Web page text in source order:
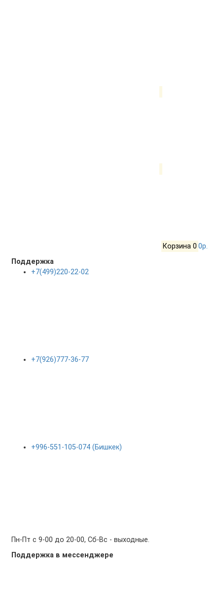
Корзина 0 0р.
Поддержка
+7(499)220-22-02
+7(926)777-36-77
+996-551-105-074 (Бишкек)
Пн-Пт с 9-00 до 20-00, Сб-Вс - выходные.
Поддержка в мессенджере